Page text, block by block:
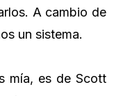
A cambio de
un sistema.
mía, es de Scott